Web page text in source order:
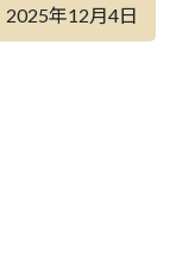
2025年12月4日